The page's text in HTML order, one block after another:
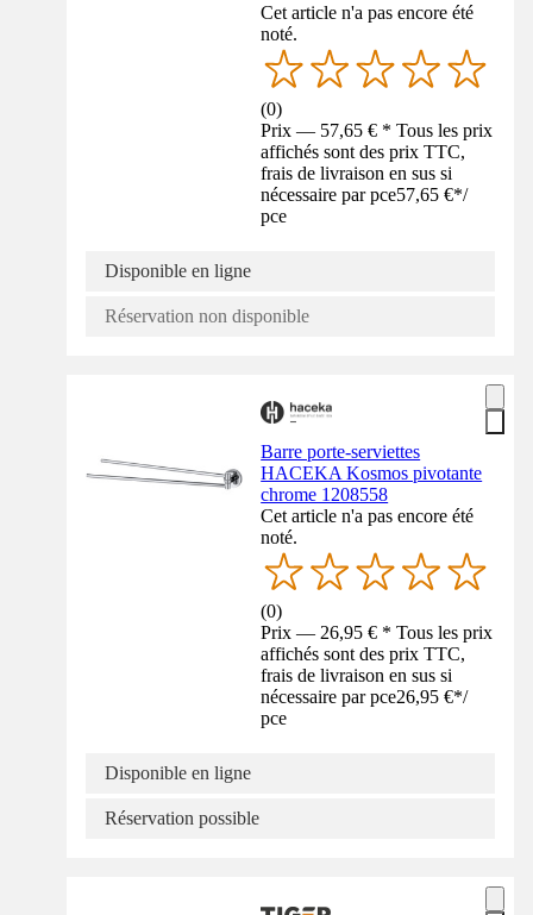
Cet article n'a pas encore été
noté.
(0)
Prix — 57,65 € * Tous les prix
affichés sont des prix TTC,
frais de livraison en sus si
nécessaire par pce57,65 €*/
pce
Disponible en ligne
Réservation non disponible
Barre porte-serviettes
HACEKA Kosmos pivotante
chrome 1208558
Cet article n'a pas encore été
noté.
(0)
Prix — 26,95 € * Tous les prix
affichés sont des prix TTC,
frais de livraison en sus si
nécessaire par pce26,95 €*/
pce
Disponible en ligne
Réservation possible